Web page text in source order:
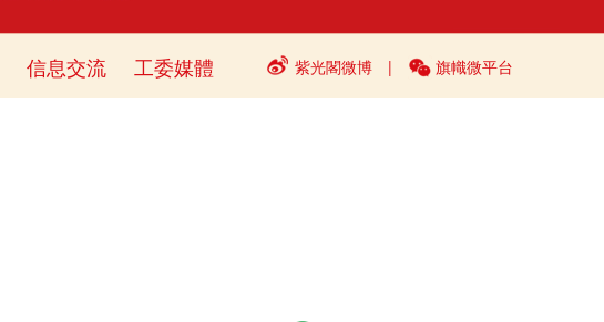
信息交流 工委媒體 紫光閣微博 | 旗幟微平台